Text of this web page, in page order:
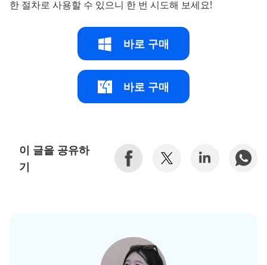
한 절차로 사용할 수 있으니 한 번 시도해 보세요!
바로 구매
바로 구매
이 글을 공유하
기